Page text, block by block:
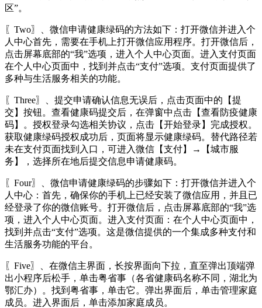
区”。
〖Two〗、微信申请健康绿码的方法如下：打开微信并进入个
人中心首先，需要在手机上打开微信应用程序。打开微信后，
点击屏幕底部的“我”选项，进入个人中心页面。进入支付页面
在个人中心页面中，找到并点击“支付”选项。支付页面提供了
多种与生活服务相关的功能。
〖Three〗、提交申请确认信息无误后，点击页面中的【提
交】按钮。查看健康码提交后，在弹窗中点击【查看防疫健康
码】。授权登录勾选相关协议，点击【开始登录】完成授权。
获取健康绿码授权成功后，页面将显示健康绿码。替代路径若
未在支付页面找到入口，可进入微信【支付】→【城市服
务】，选择所在地后提交信息申请健康码。
〖Four〗、微信申请健康绿码的步骤如下：打开微信并进入个
人中心：首先，确保你的手机上已经安装了微信应用，并且已
经登录了你的微信账号。打开微信后，点击屏幕底部的“我”选
项，进入个人中心页面。进入支付页面：在个人中心页面中，
找到并点击“支付”选项。这是微信提供的一个集成多种支付和
生活服务功能的平台。
〖Five〗、在微信主界面，长按界面向下拉，直至弹出顶端弹
出小程序后松手，单击粤省事（各省健康码名称不同，湖北为
鄂汇办）。找到粤省事，单击它。弹出界面后，单击管理家庭
成员。进入界面后，单击添加家庭成员。